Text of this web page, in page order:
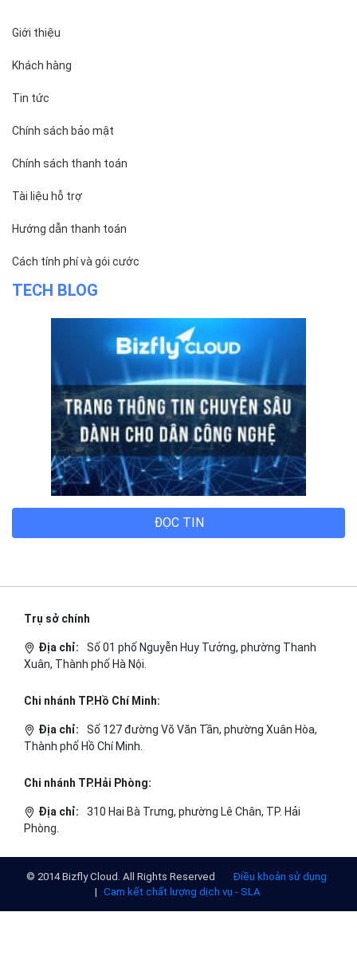
Giới thiệu
Khách hàng
Tin tức
Chính sách bảo mật
Chính sách thanh toán
Tài liệu hỗ trợ
Hướng dẫn thanh toán
Cách tính phí và gói cước
TECH BLOG
ĐỌC TIN
Trụ sở chính
Địa chỉ:
Số 01 phố Nguyễn Huy Tưởng, phường Thanh
Xuân, Thành phố Hà Nội.
Chi nhánh TP.Hồ Chí Minh:
Địa chỉ:
Số 127 đường Võ Văn Tần, phường Xuân Hòa,
Thành phố Hồ Chí Minh.
Chi nhánh TP.Hải Phòng:
Địa chỉ:
310 Hai Bà Trưng, phường Lê Chân, TP. Hải
Phòng.
© 2014 Bizfly Cloud. All Rights Reserved
Điều khoản sử dụng
| Cam kết chất lượng dịch vụ - SLA